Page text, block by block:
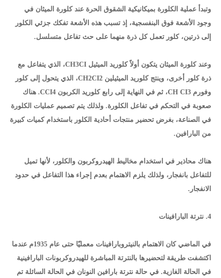
وتبدأ عملية الكلورة بميكانيكية الشقوق الحرة عند كلورة الميثان في
وجود الأشعة فوق البنفسجية، إذ تسبب هذه الأشعة تفكك جزئي الكلور
إلى ذرتين، كلور تعمل كل ذرة منهما على حث تفاعل متسلسل.
وعند كلورة الميثان يتكون أولاً كلوريد الميثيل CH3CI، الذي يتفاعل مع
ذرة كلور أخرى، وينتج كلوريد الميثيلين CH2CI2، الذي يتحول إلى كلور
وفورم CH CI3، ثم في النهاية إلى رابع كلوريد الكربون CCI4. هناك
صعوبة في التحكم في تفاعل الكلورة. ولذلك يتم تصميم عمليات الكلورة
في الصناعة، بغرض تحضير منتجات أحادية الكلور باستخدام كميات كبيرة
من البارافين.
هناك محاذير في استخدام مخاليط الهيدروكربون والكلور، لأنها تميل
للتفاعل بانفجار، ولذلك يلزم الاهتمام بعدم إجراء هذا التفاعل في حدود
الانفجار.
4. نترتة البارافينات
في الماضي كان الاهتمام بالنيتروبارافينات معمليّا حتى عام 1935م عندما
اكتشفت طريقة لتحضيرها بالنترتة المباشرة للهيدروكربونات البارافينية
في الحالة الغازية. في حالة نترتة بارافين النونان في الحالة السائلة تم